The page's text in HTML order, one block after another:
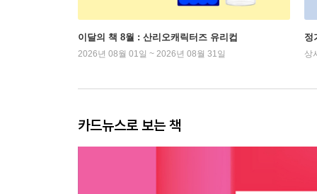
이달의 책 8월 : 산리오캐릭터즈 유리컵
2026년 08월 01일 ~ 2026년 08월 31일
정
상
카드뉴스로 보는 책